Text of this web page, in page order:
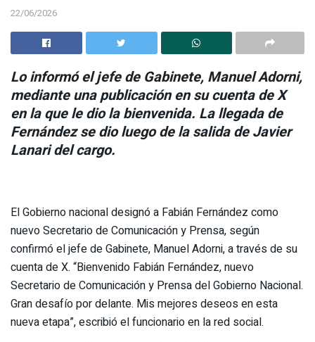
22/06/2026
Lo informó el jefe de Gabinete, Manuel Adorni,
mediante una publicación en su cuenta de X
en la que le dio la bienvenida. La llegada de
Fernández se dio luego de la salida de Javier
Lanari del cargo.
El Gobierno nacional designó a Fabián Fernández como
nuevo Secretario de Comunicación y Prensa, según
confirmó el jefe de Gabinete, Manuel Adorni, a través de su
cuenta de X. “Bienvenido Fabián Fernández, nuevo
Secretario de Comunicación y Prensa del Gobierno Nacional.
Gran desafío por delante. Mis mejores deseos en esta
nueva etapa”, escribió el funcionario en la red social.